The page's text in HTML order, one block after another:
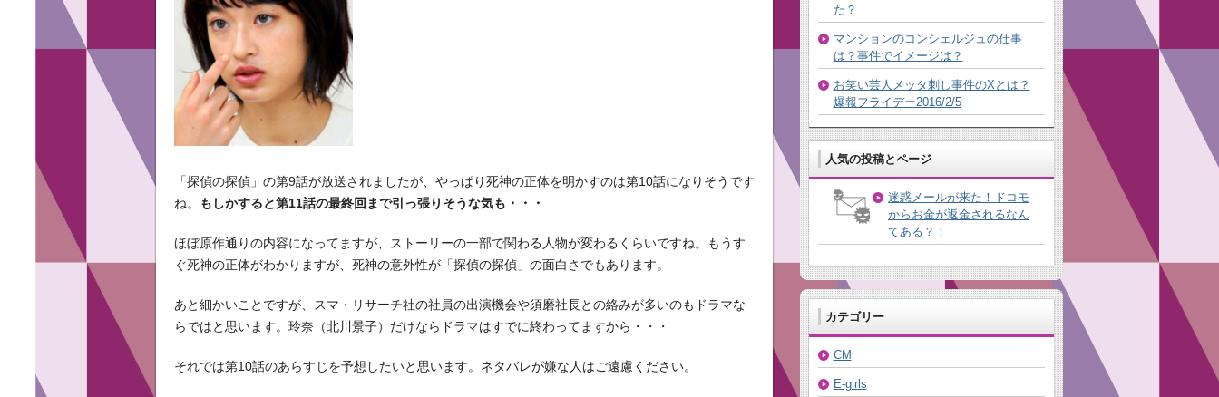
「探偵の探偵」の第9話が放送されましたが、やっぱり死神の正体を明かすのは第10話になりそうです
ね。
もしかすると第11話の最終回まで引っ張りそうな気も・・・
ほぼ原作通りの内容になってますが、ストーリーの一部で関わる人物が変わるくらいですね。もうす
ぐ死神の正体がわかりますが、死神の意外性が「探偵の探偵」の面白さでもあります。
あと細かいことですが、スマ・リサーチ社の社員の出演機会や須磨社長との絡みが多いのもドラマな
らではと思います。玲奈（北川景子）だけならドラマはすでに終わってますから・・・
それでは第10話のあらすじを予想したいと思います。ネタバレが嫌な人はご遠慮ください。
た？
マンションのコンシェルジュの仕事
は？事件でイメージは？
お笑い芸人メッタ刺し事件のXとは？
爆報フライデー2016/2/5
人気の投稿とページ
迷惑メールが来た！ドコモ
からお金が返金されるなん
てある？！
カテゴリー
CM
E-girls